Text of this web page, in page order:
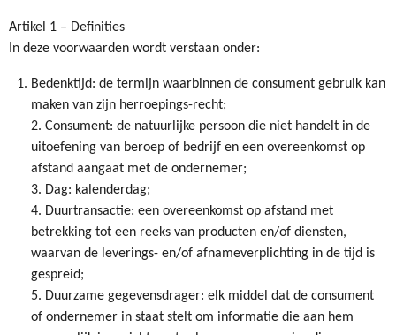
Artikel 1 – Definities
In deze voorwaarden wordt verstaan onder:
Bedenktijd: de termijn waarbinnen de consument gebruik kan
maken van zijn herroepings-recht;
2. Consument: de natuurlijke persoon die niet handelt in de
uitoefening van beroep of bedrijf en een overeenkomst op
afstand aangaat met de ondernemer;
3. Dag: kalenderdag;
4. Duurtransactie: een overeenkomst op afstand met
betrekking tot een reeks van producten en/of diensten,
waarvan de leverings- en/of afnameverplichting in de tijd is
gespreid;
5. Duurzame gegevensdrager: elk middel dat de consument
of ondernemer in staat stelt om informatie die aan hem